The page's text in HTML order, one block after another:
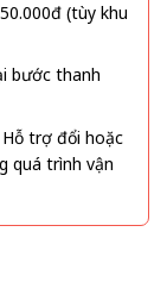
(tùy khu
bước thanh
Hỗ trợ đổi hoặc
quá trình vận